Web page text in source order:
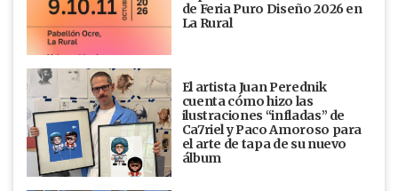
de Feria Puro Diseño 2026 en
La Rural
El artista Juan Perednik
cuenta cómo hizo las
ilustraciones “infladas” de
Ca7riel y Paco Amoroso para
el arte de tapa de su nuevo
álbum